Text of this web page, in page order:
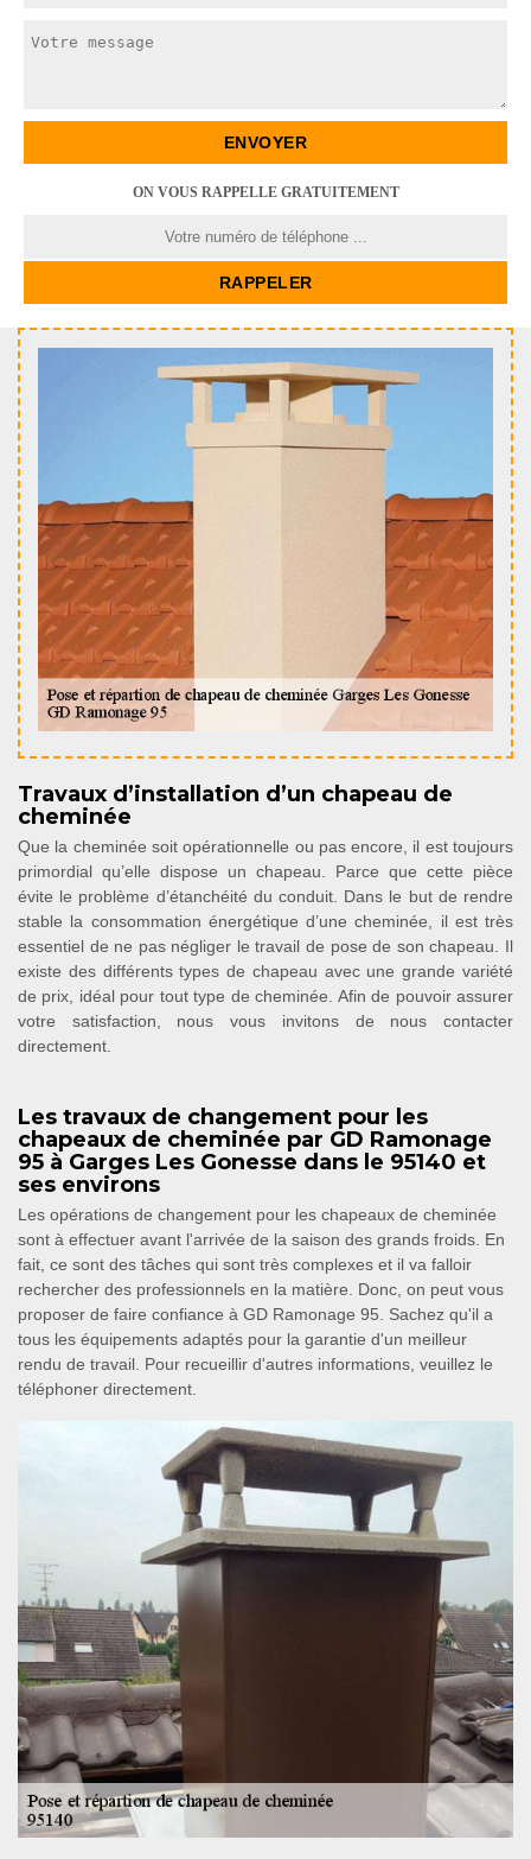
ON VOUS RAPPELLE GRATUITEMENT
Travaux d’installation d’un chapeau de
cheminée
Que la cheminée soit opérationnelle ou pas encore, il est toujours
primordial qu’elle dispose un chapeau. Parce que cette pièce
évite le problème d’étanchéité du conduit. Dans le but de rendre
stable la consommation énergétique d’une cheminée, il est très
essentiel de ne pas négliger le travail de pose de son chapeau. Il
existe des différents types de chapeau avec une grande variété
de prix, idéal pour tout type de cheminée. Afin de pouvoir assurer
votre satisfaction, nous vous invitons de nous contacter
directement.
Les travaux de changement pour les
chapeaux de cheminée par GD Ramonage
95 à Garges Les Gonesse dans le 95140 et
ses environs
Les opérations de changement pour les chapeaux de cheminée
sont à effectuer avant l'arrivée de la saison des grands froids. En
fait, ce sont des tâches qui sont très complexes et il va falloir
rechercher des professionnels en la matière. Donc, on peut vous
proposer de faire confiance à GD Ramonage 95. Sachez qu'il a
tous les équipements adaptés pour la garantie d'un meilleur
rendu de travail. Pour recueillir d'autres informations, veuillez le
téléphoner directement.